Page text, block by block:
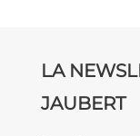
LA
JAUBERT